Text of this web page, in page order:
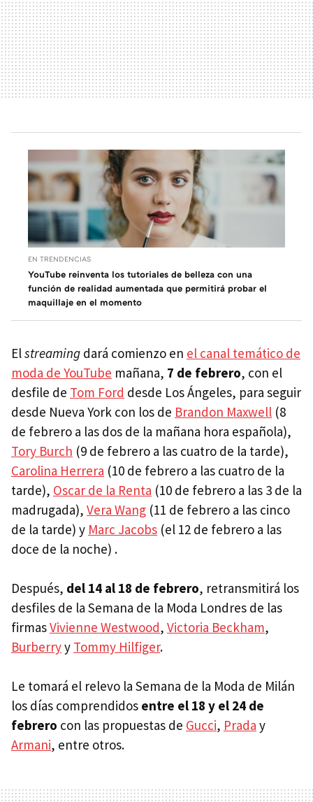
EN TRENDENCIAS
YouTube reinventa los tutoriales de belleza con una
función de realidad aumentada que permitirá probar el
maquillaje en el momento
Elstreaming dará comienzo en el canal temático de
moda de YouTube mañana, 7 de febrero, con el
desfile de Tom Ford desde Los Ángeles, para seguir
desde Nueva York con los de Brandon Maxwell (8
de febrero a las dos de la mañana hora española),
Tory Burch (9 de febrero a las cuatro de la tarde),
Carolina Herrera (10 de febrero a las cuatro de la
tarde), Oscar de la Renta (10 de febrero a las 3 de la
madrugada), Vera Wang (11 de febrero a las cinco
de la tarde) y Marc Jacobs (el 12 de febrero a las
doce de la noche) .
Después, del 14 al 18 de febrero, retransmitirá los
desfiles de la Semana de la Moda Londres de las
firmasVivienne Westwood, Victoria Beckham,
Burberryy Tommy Hilfiger.
Le tomará el relevo la Semana de la Moda de Milán
los días comprendidos entre el 18 y el 24 de
febrero con las propuestas de Gucci, Prada y
Armani, entre otros.